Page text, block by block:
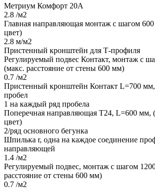
Метриум Комфорт 20А
2.8 /м2
Главная направляющая монтаж с шагом
цвет)
2.8 м/м2
Пристенный кронштейн для Т-профиля
Регулируемый подвес Контакт, монтаж с
(макс. расстояние от стены 600 мм)
0.7 /м2
Пристенный кронштейн Контакт L=700
пробел
1 на каждый ряд пробела
Поперечная направляющая Т24, L=600 мм,
цвет)
2/ряд основного бегунка
Шпилька r, одна на каждое соединение
направляющей
1.4 /м2
Регулируемый подвес, монтаж с шагом
расстояние от стены 600 мм)
0.7 /м2